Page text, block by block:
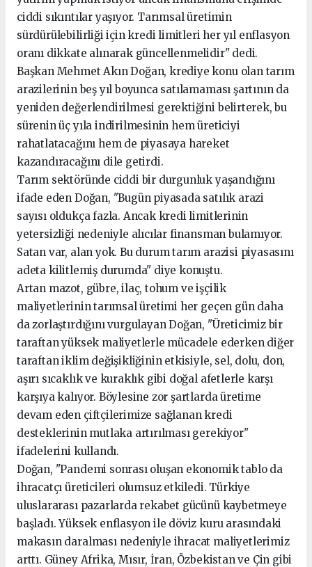
ciddi sıkıntılar yaşıyor. Tarımsal üretimin
sürdürülebilirliği için kredi limitleri her yıl enflasyon
oranı dikkate alınarak güncellenmelidir" dedi.
Başkan Mehmet Akın Doğan, krediye konu olan tarım
arazilerinin beş yıl boyunca satılamaması şartının da
yeniden değerlendirilmesi gerektiğini belirterek, bu
sürenin üç yıla indirilmesinin hem üreticiyi
rahatlatacağını hem de piyasaya hareket
kazandıracağını dile getirdi.
Tarım sektöründe ciddi bir durgunluk yaşandığını
ifade eden Doğan, "Bugün piyasada satılık arazi
sayısı oldukça fazla. Ancak kredi limitlerinin
yetersizliği nedeniyle alıcılar finansman bulamıyor.
Satan var, alan yok. Bu durum tarım arazisi piyasasını
adeta kilitlemiş durumda" diye konuştu.
Artan mazot, gübre, ilaç, tohum ve işçilik
maliyetlerinin tarımsal üretimi her geçen gün daha
da zorlaştırdığını vurgulayan Doğan, "Üreticimiz bir
taraftan yüksek maliyetlerle mücadele ederken diğer
taraftan iklim değişikliğinin etkisiyle, sel, dolu, don,
aşırı sıcaklık ve kuraklık gibi doğal afetlerle karşı
karşıya kalıyor. Böylesine zor şartlarda üretime
devam eden çiftçilerimize sağlanan kredi
desteklerinin mutlaka artırılması gerekiyor"
ifadelerini kullandı.
Doğan, "Pandemi sonrası oluşan ekonomik tablo da
ihracatçı üreticileri olumsuz etkiledi. Türkiye
uluslararası pazarlarda rekabet gücünü kaybetmeye
başladı. Yüksek enflasyon ile döviz kuru arasındaki
makasın daralması nedeniyle ihracat maliyetlerimiz
arttı. Güney Afrika, Mısır, İran, Özbekistan ve Çin gibi